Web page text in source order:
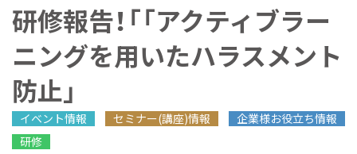
研修報告！「「アクティブラー
ニングを用いたハラスメント
防止」
イベント情報 セミナー(講座)情報
企業様お役立ち情報
研修